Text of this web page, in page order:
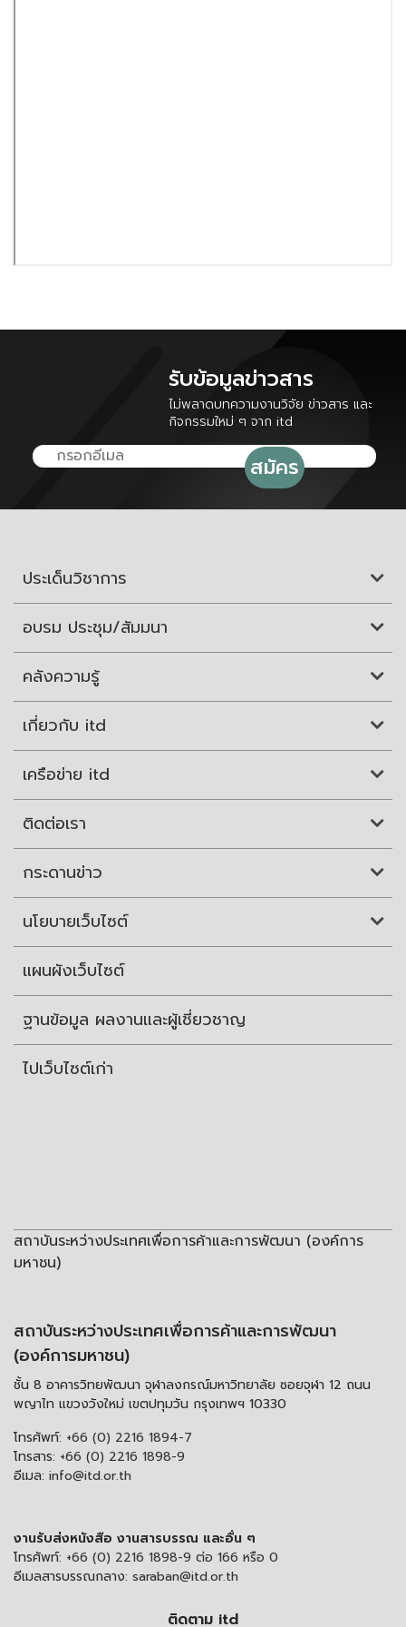
รับข้อมูลข่าวสาร
ไม่พลาดบทความงานวิจัย ข่าวสาร และ
กิจกรรมใหม่ ๆ จาก itd
ประเด็นวิชาการ
อบรม ประชุม/สัมมนา
คลังความรู้
เกี่ยวกับ itd
เครือข่าย itd
ติดต่อเรา
กระดานข่าว
นโยบายเว็บไซต์
แผนผังเว็บไซต์
ฐานข้อมูล ผลงานและผู้เชี่ยวชาญ
ไปเว็บไซต์เก่า
สถาบันระหว่างประเทศเพื่อการค้าและการพัฒนา (องค์การ
มหาชน)
สถาบันระหว่างประเทศเพื่อการค้าและการพัฒนา
(องค์การมหาชน)
ชั้น 8 อาคารวิทยพัฒนา จุฬาลงกรณ์มหาวิทยาลัย ซอยจุฬา 12 ถนน
พญาไท แขวงวังใหม่ เขตปทุมวัน กรุงเทพฯ 10330
โทรศัพท์: +66 (0) 2216 1894-7
โทรสาร: +66 (0) 2216 1898-9
อีเมล: info@itd.or.th
งานรับส่งหนังสือ งานสารบรรณ และอื่น ๆ
โทรศัพท์: +66 (0) 2216 1898-9 ต่อ 166 หรือ 0
อีเมลสารบรรณกลาง: saraban@itd.or.th
ติดตาม itd